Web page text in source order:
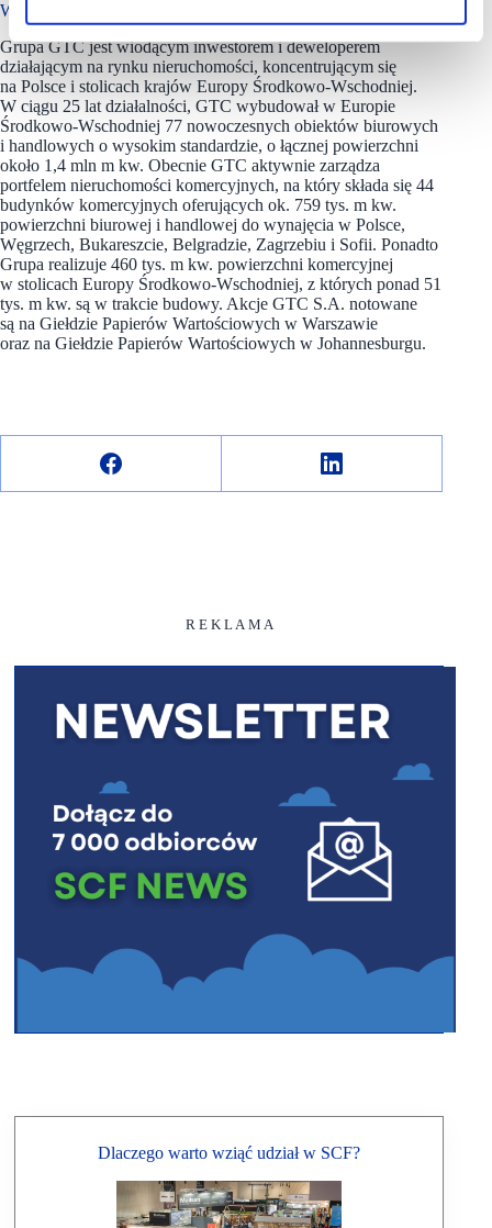
W portfelu GTC
Grupa GTC jest wiodącym inwestorem i deweloperem
działającym na rynku nieruchomości, koncentrującym się
na Polsce i stolicach krajów Europy Środkowo-Wschodniej.
W ciągu 25 lat działalności, GTC wybudował w Europie
Środkowo-Wschodniej 77 nowoczesnych obiektów biurowych
i handlowych o wysokim standardzie, o łącznej powierzchni
około 1,4 mln m kw. Obecnie GTC aktywnie zarządza
portfelem nieruchomości komercyjnych, na który składa się 44
budynków komercyjnych oferujących ok. 759 tys. m kw.
powierzchni biurowej i handlowej do wynajęcia w Polsce,
Węgrzech, Bukareszcie, Belgradzie, Zagrzebiu i Sofii. Ponadto
Grupa realizuje 460 tys. m kw. powierzchni komercyjnej
w stolicach Europy Środkowo-Wschodniej, z których ponad 51
tys. m kw. są w trakcie budowy. Akcje GTC S.A. notowane
są na Giełdzie Papierów Wartościowych w Warszawie
oraz na Giełdzie Papierów Wartościowych w Johannesburgu.
R E K L A M A
Dlaczego warto wziąć udział w SCF?